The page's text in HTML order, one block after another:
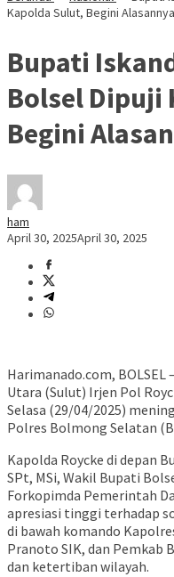
Kapolda Sulut, Begini Alasannya
Bupati
Bolsel Dipuji
Begini
ham
April 30, 2025April 30, 2025
Harimanado.com, BOLSEL
Utara (Sulut) Irjen Pol
Selasa (29/04/2025)
Polres Bolmong Selatan
Kapolda Roycke di depan
SPt, MSi, Wakil Bupati
Forkopimda Pemerintah
apresiasi tinggi terhadap
di bawah komando
Pranoto SIK, dan Pemkab
dan ketertiban wilayah.